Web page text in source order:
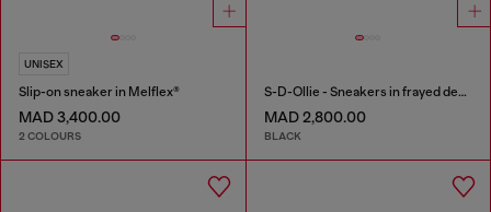
UNISEX
Slip-on sneaker in Melflex®
MAD 3,400.00
2 COLOURS
S-D-Ollie - Sneakers in frayed denim e leather
MAD 2,800.00
BLACK